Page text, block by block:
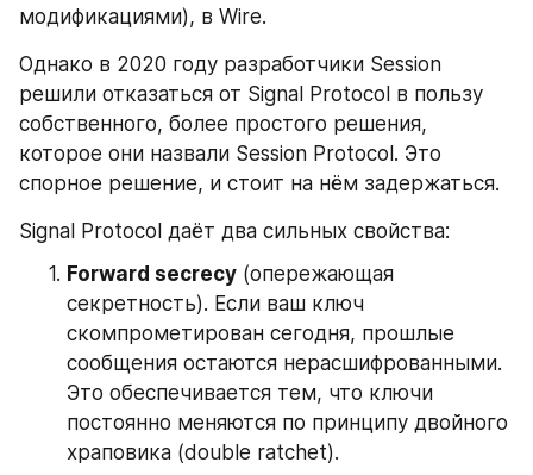
модификациями), в Wire.
Однако в 2020 году разработчики Session
решили отказаться от Signal Protocol в пользу
собственного, более простого решения,
которое они назвали Session Protocol. Это
спорное решение, и стоит на нём задержаться.
Signal Protocol даёт два сильных свойства:
Forward secrecy (опережающая
секретность). Если ваш ключ
скомпрометирован сегодня, прошлые
сообщения остаются нерасшифрованными.
Это обеспечивается тем, что ключи
постоянно меняются по принципу двойного
храповика (double ratchet).